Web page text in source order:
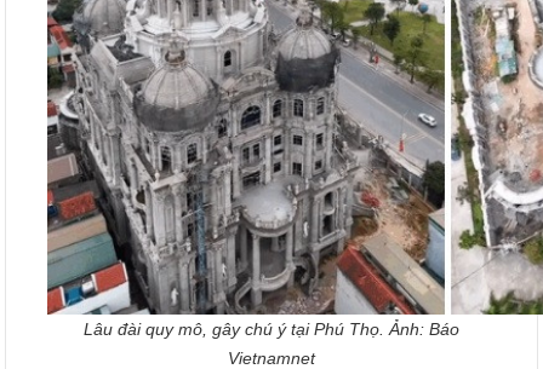
Lâu đài quy mô, gây chú ý tại Phú Thọ. Ảnh: Báo
Vietnamnet